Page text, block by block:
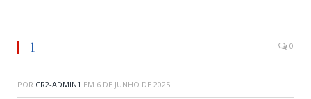
1 0
POR CR2-ADMIN1 EM 6 DE JUNHO DE 2025